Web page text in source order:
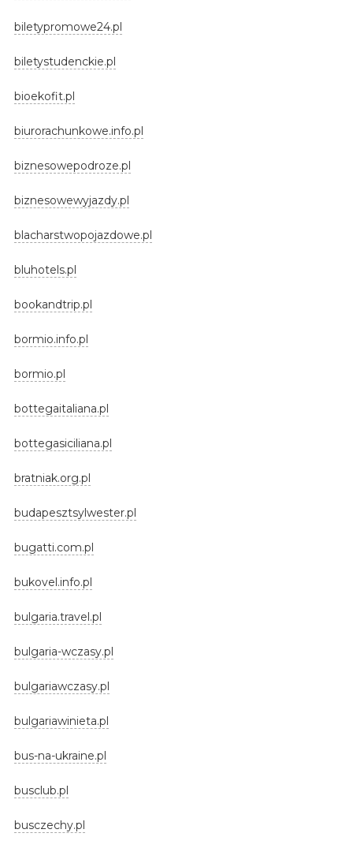
biletypromowe24.pl
biletystudenckie.pl
bioekofit.pl
biurorachunkowe.info.pl
biznesowepodroze.pl
biznesowewyjazdy.pl
blacharstwopojazdowe.pl
bluhotels.pl
bookandtrip.pl
bormio.info.pl
bormio.pl
bottegaitaliana.pl
bottegasiciliana.pl
bratniak.org.pl
budapesztsylwester.pl
bugatti.com.pl
bukovel.info.pl
bulgaria.travel.pl
bulgaria-wczasy.pl
bulgariawczasy.pl
bulgariawinieta.pl
bus-na-ukraine.pl
busclub.pl
busczechy.pl